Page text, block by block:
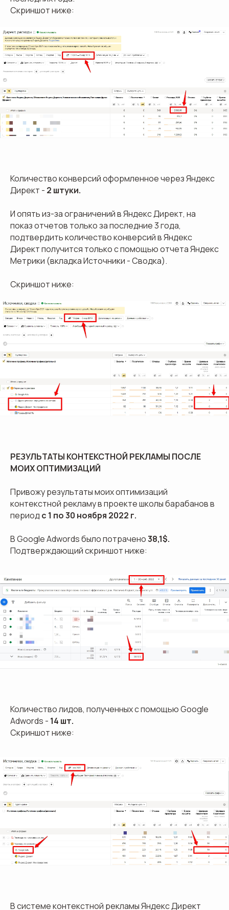
Скриншот ниже:
Количество конверсий оформленное через Яндекс
Директ - 2 штуки.
И опять из-за ограничений в Яндекс Директ, на
показ отчетов только за последние 3 года,
подтвердить количество конверсий в Яндекс
Директ получится только с помощью отчета Яндекс
Метрики (вкладка Источники - Сводка).
Скриншот ниже:
РЕЗУЛЬТАТЫ КОНТЕКСТНОЙ РЕКЛАМЫ ПОСЛЕ
МОИХ ОПТИМИЗАЦИЙ
Привожу результаты моих оптимизаций
контекстной рекламу в проекте школы барабанов в
период с 1 по 30 ноября 2022 г.
В Google Adwords было потрачено38,1$.
Подтверждающий скриншот ниже:
Количество лидов, полученных с помощью Google
Adwords - 14 шт.
Скриншот ниже:
В системе контекстной рекламы Яндекс Директ